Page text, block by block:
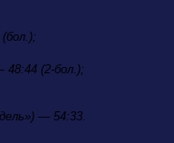
(2-бол.);
— 54:33.